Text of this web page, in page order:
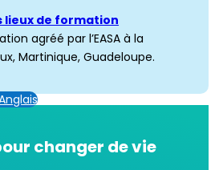
lieux de formation
agréé par l’EASA à la
Martinique, Guadeloupe.
changer de vie